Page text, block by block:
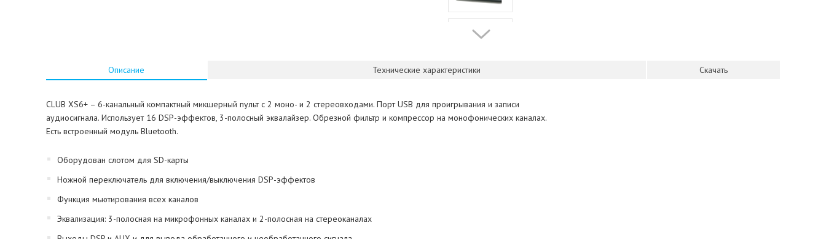
Описание Технические характеристики Скачать
CLUB XS6+ – 6-канальный компактный микшерный пульт с 2 моно- и 2 стереовходами. Порт USB для проигрывания и записи
аудиосигнала. Использует 16 DSP-эффектов, 3-полосный эквалайзер. Обрезной фильтр и компрессор на монофонических каналах.
Есть встроенный модуль Bluetooth.
Оборудован слотом для SD-карты
Ножной переключатель для включения/выключения DSP-эффектов
Функция мьютирования всех каналов
Эквализация: 3-полосная на микрофонных каналах и 2-полосная на стереоканалах